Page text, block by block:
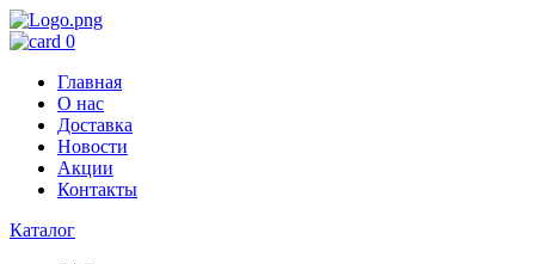
0
Главная
О нас
Доставка
Новости
Акции
Контакты
Каталог